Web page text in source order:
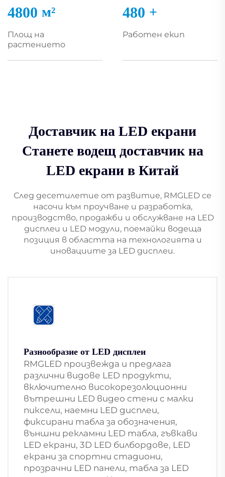
5000 м²
Площ на
растението
500 +
Работен екип
Доставчик на LED екрани
Станете водещ доставчик на
LED екрани в Китай
След десетилетие от развитие, RMGLED се
насочи към проучване и разработка,
производство, продажби и обслужване на LED
дисплеи и LED модули, поемайки водеща
позиция в областта на технологията и
иновациите за LED дисплеи.
Разнообразие от LED дисплеи
RMGLED произвежда и предлага
различни видове LED продукти,
включително високорезолюционни
вътрешни LED видео стени с малки
пиксели, наемни LED дисплеи,
фиксирани табла за обозначения,
външни рекламни LED табла, гъвкави
LED екрани, 3D LED билбордове, LED
екрани за спортни стадиони,
прозрачни LED панели, табла за LED